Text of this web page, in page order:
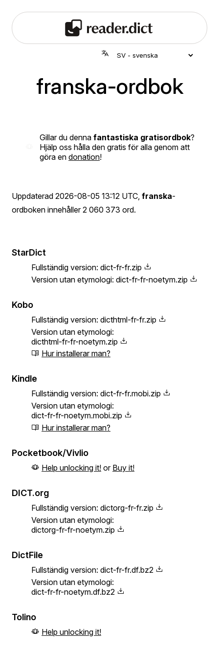
franska-ordbok
Gillar du denna fantastiska gratisordbok?
Hjälp oss hålla den gratis för alla genom att
göra en donation!
Uppdaterad 2026-08-05 13:12 UTC franska-
ordboken innehåller 2 060 373 ord.
StarDict
Fullständig version: dict-fr-fr.zip
Version utan etymologi: dict-fr-fr-noetym.zip
Kobo
Fullständig version: dicthtml-fr-fr.zip
Version utan etymologi:
dicthtml-fr-fr-noetym.zip
Hur installerar man?
Kindle
Fullständig version: dict-fr-fr.mobi.zip
Version utan etymologi:
dict-fr-fr-noetym.mobi.zip
Hur installerar man?
Pocketbook/Vivlio
Help unlocking it! or Buy it!
DICT.org
Fullständig version: dictorg-fr-fr.zip
Version utan etymologi:
dictorg-fr-fr-noetym.zip
DictFile
Fullständig version: dict-fr-fr.df.bz2
Version utan etymologi:
dict-fr-fr-noetym.df.bz2
Tolino
Help unlocking it!